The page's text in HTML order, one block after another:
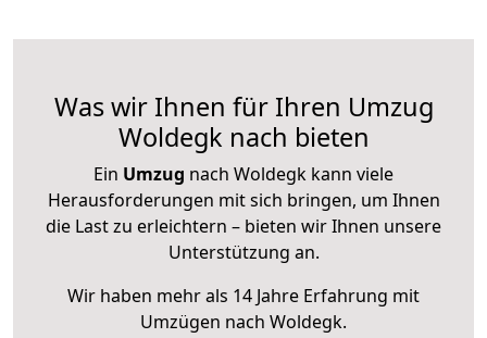
Was wir Ihnen für Ihren Umzug
Woldegk nach bieten
Ein Umzug nach Woldegk kann viele
Herausforderungen mit sich bringen, um Ihnen
die Last zu erleichtern – bieten wir Ihnen unsere
Unterstützung an.
Wir haben mehr als 14 Jahre Erfahrung mit
Umzügen nach Woldegk.